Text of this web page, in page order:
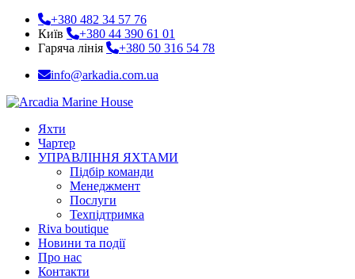
+380 482 34 57 76
Київ
+380 44 390 61 01
Гаряча лінія
+380 50 316 54 78
info@arkadia.com.ua
Яхти
Чартер
УПРАВЛІННЯ ЯХТАМИ
Підбір команди
Менеджмент
Послуги
Техпідтримка
Riva boutique
Новини та події
Про нас
Контакти